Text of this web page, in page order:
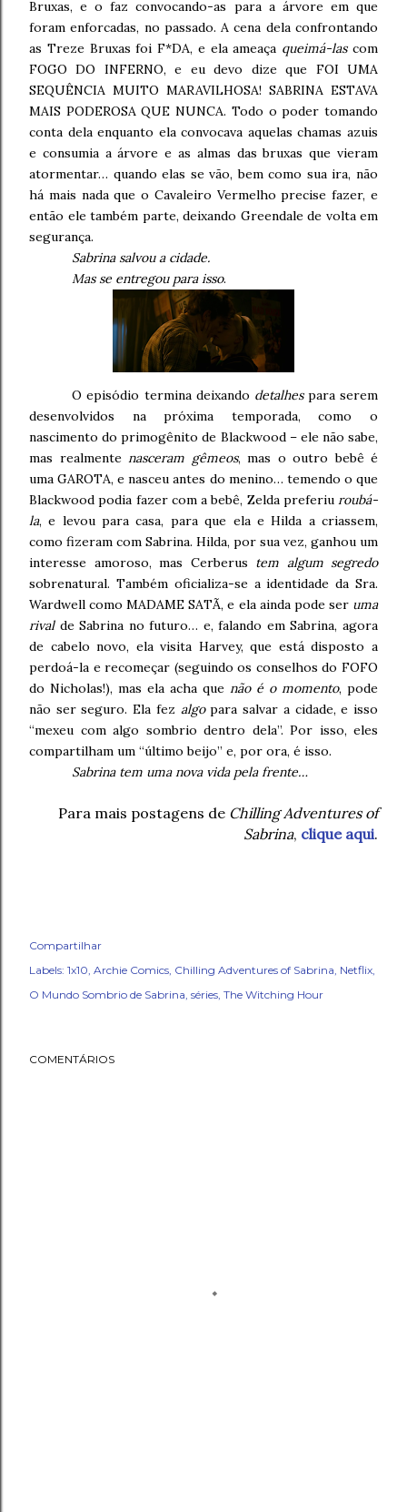
Bruxas, e o faz convocando-as para a árvore em que
foram enforcadas, no passado. A cena dela confrontando
as Treze Bruxas foi F*DA, e ela ameaça queimá-lascom
FOGO DO INFERNO, e eu devo dize que FOI UMA
SEQUÊNCIA MUITO MARAVILHOSA! SABRINA ESTAVA
MAIS PODEROSA QUE NUNCA. Todo o poder tomando
conta dela enquanto ela convocava aquelas chamas azuis
e consumia a árvore e as almas das bruxas que vieram
atormentar… quando elas se vão, bem como sua ira, não
há mais nada que o Cavaleiro Vermelho precise fazer, e
então ele também parte, deixando Greendale de volta em
segurança.
Sabrina salvou a cidade.
Mas se entregou para isso.
O episódio termina deixando detalhespara serem
desenvolvidos na próxima temporada, como o
nascimento do primogênito de Blackwood – ele não sabe,
mas realmente nasceram gêmeos, mas o outro bebê é
uma GAROTA, e nasceu antes do menino… temendo o que
Blackwood podia fazer com a bebê, Zelda preferiu roubá-
la, e levou para casa, para que ela e Hilda a criassem,
como fizeram com Sabrina. Hilda, por sua vez, ganhou um
interesse amoroso, mas Cerberus tem algum segredo
sobrenatural. Também oficializa-se a identidade da Sra.
Wardwell como MADAME SATÃ, e ela ainda pode ser uma
rivalde Sabrina no futuro… e, falando em Sabrina, agora
de cabelo novo, ela visita Harvey, que está disposto a
perdoá-la e recomeçar (seguindo os conselhos do FOFO
do Nicholas!), mas ela acha que não é o momento, pode
não ser seguro. Ela fez algopara salvar a cidade, e isso
“mexeu com algo sombrio dentro dela”. Por isso, eles
compartilham um “último beijo” e, por ora, é isso.
Sabrina tem uma nova vida pela frente…
Para mais postagens de Chilling Adventures of
Sabrina, clique aqui.
Compartilhar
Labels: 1x10 Archie Comics Chilling Adventures of Sabrina Netflix
O Mundo Sombrio de Sabrina séries The Witching Hour
COMENTÁRIOS